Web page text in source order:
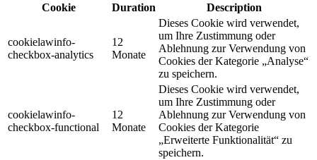
Cookie
Duration Description
cookielawinfo-
checkbox-analytics
12
Monate
Dieses Cookie wird verwendet,
um Ihre Zustimmung oder
Ablehnung zur Verwendung von
Cookies der Kategorie „Analyse“
zu speichern.
cookielawinfo-
checkbox-functional
12
Monate
Dieses Cookie wird verwendet,
um Ihre Zustimmung oder
Ablehnung zur Verwendung von
Cookies der Kategorie
„Erweiterte Funktionalität“ zu
speichern.